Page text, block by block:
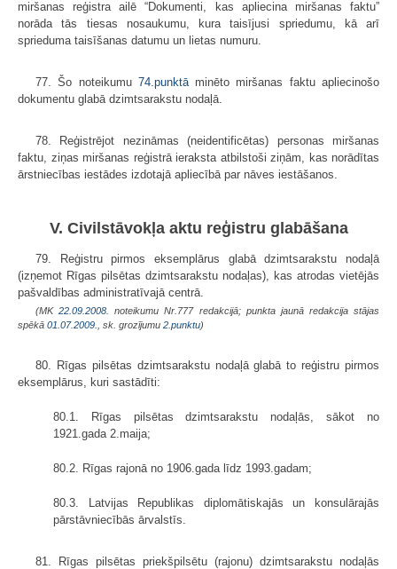
miršanas reģistra ailē “Dokumenti, kas apliecina miršanas faktu”
norāda tās tiesas nosaukumu, kura taisījusi spriedumu, kā arī
sprieduma taisīšanas datumu un lietas numuru.
77. Šo noteikumu 74.punktāminēto miršanas faktu apliecinošo
doku­mentu glabā dzimtsarakstu nodaļā.
78. Reģistrējot nezināmas (neidentificētas) personas miršanas
faktu, ziņas miršanas reģistrā ieraksta atbilstoši ziņām, kas norādītas
ārstniecības iestādes izdotajā apliecībā par nāves iestāšanos.
V. Civilstāvokļa aktu reģistru glabāšana
79. Reģistru pirmos eksemplārus glabā dzimtsarakstu nodaļā
(izņemot Rīgas pilsētas dzimtsarakstu nodaļas), kas atrodas vietējās
pašvaldības administratīvajā centrā.
(MK22.09.2008.
noteikumu Nr.777 redakcijā; punkta jaunā redakcija stājas
spēkā 01.07.2009. , sk. grozījumu 2.punktu)
80. Rīgas pilsētas dzimtsarakstu nodaļā glabā to reģistru pirmos
eksemplārus, kuri sastādīti:
80.1. Rīgas pilsētas dzimtsarakstu nodaļās, sākot no
1921.gada 2.maija;
80.2. Rīgas rajonā no 1906.gada līdz 1993.gadam;
80.3. Latvijas Republikas diplomātiskajās un konsulārajās
pārstāvniecībās ārvalstīs.
81. Rīgas pilsētas priekšpilsētu (rajonu) dzimtsarakstu nodaļās